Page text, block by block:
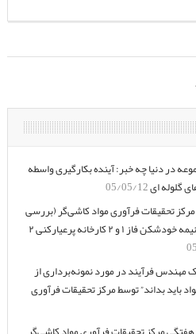
در دنیا چه خبر: آینده بکارگیری واسطه
گلوله ای05/05/12
تحقیقات فرآوری مواد کاشی‌گر (بررسی
روند تعویض آسترهای آسیاهای نیمه خودشکن فاز ۱ و ۲ کارخانه پرعیارکنی ۲
مهندس فرآیند در مورد نمونه‌برداری از
باید بداند” توسط مرکز تحقیقات فرآوری